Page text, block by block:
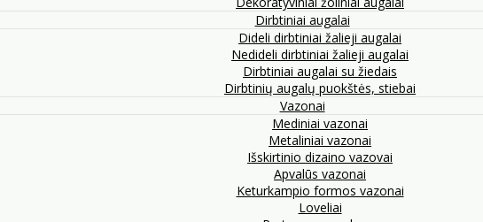
Dirbtiniai augalai
Dideli dirbtiniai žalieji augalai
Nedideli dirbtiniai žalieji augalai
Dirbtiniai augalai su žiedais
Dirbtinių augalų puokštės, stiebai
Vazonai
Mediniai vazonai
Metaliniai vazonai
Išskirtinio dizaino vazovai
Apvalūs vazonai
Keturkampio formos vazonai
Loveliai